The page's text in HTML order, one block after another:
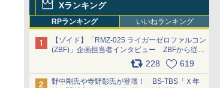
Xランキング
RPランキング いいねランキング
【ゾイド】「RMZ-025 ライガーゼロファルコン
(ZBF)」企画担当者インタビュー ZBFから従来
デザインまで再現可能なボリューム満点のキッ
ト pic.x.com/6zOqQAQKkX
228 619
野中剛氏や寺野彰氏が登壇！ BS-TBS「Ｘ年